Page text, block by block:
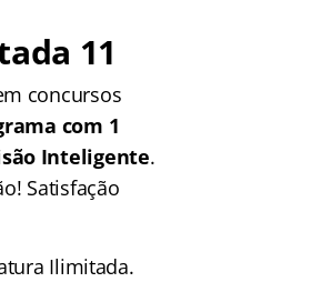
11
concursos
com 1
Inteligente.
Satisfação
Ilimitada.